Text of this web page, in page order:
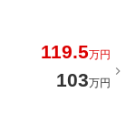
119.5万円
103万円